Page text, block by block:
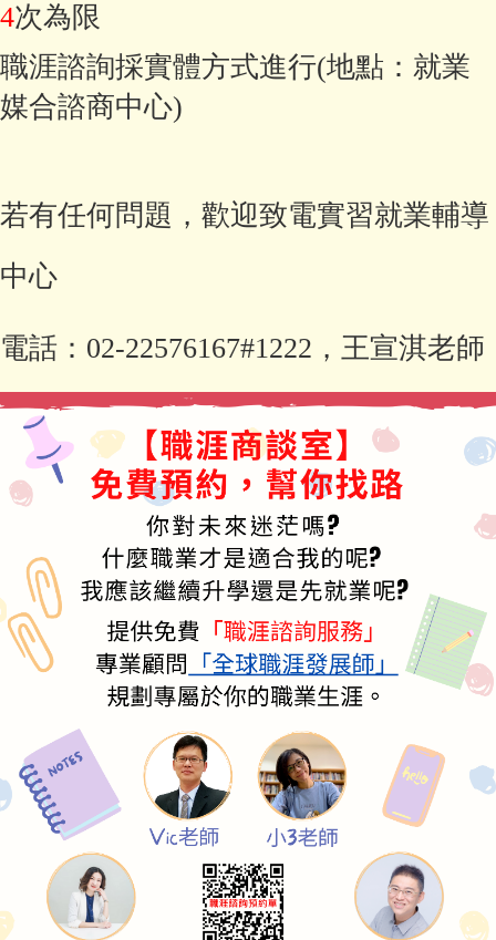
4次為限
職涯諮詢採實體方式進行(地點：就業
媒合諮商中心)
若有任何問題，歡迎致電實習就業輔導
中心
電話：02-22576167#1222，王宣淇老師